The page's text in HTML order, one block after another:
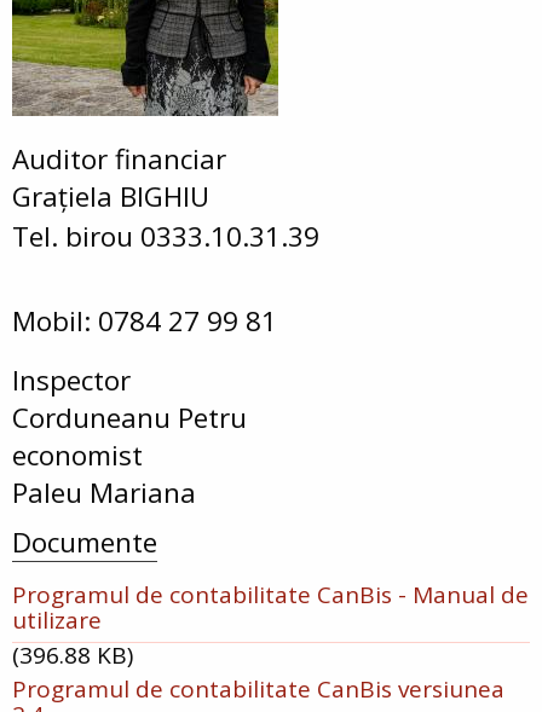
Auditor financiar
Grațiela BIGHIU
Tel. birou 0333.10.31.39
Mobil: 0784 27 99 81
Inspector
Corduneanu Petru
economist
Paleu Mariana
Documente
Programul de contabilitate CanBis - Manual de
utilizare
(396.88 KB)
Programul de contabilitate CanBis versiunea